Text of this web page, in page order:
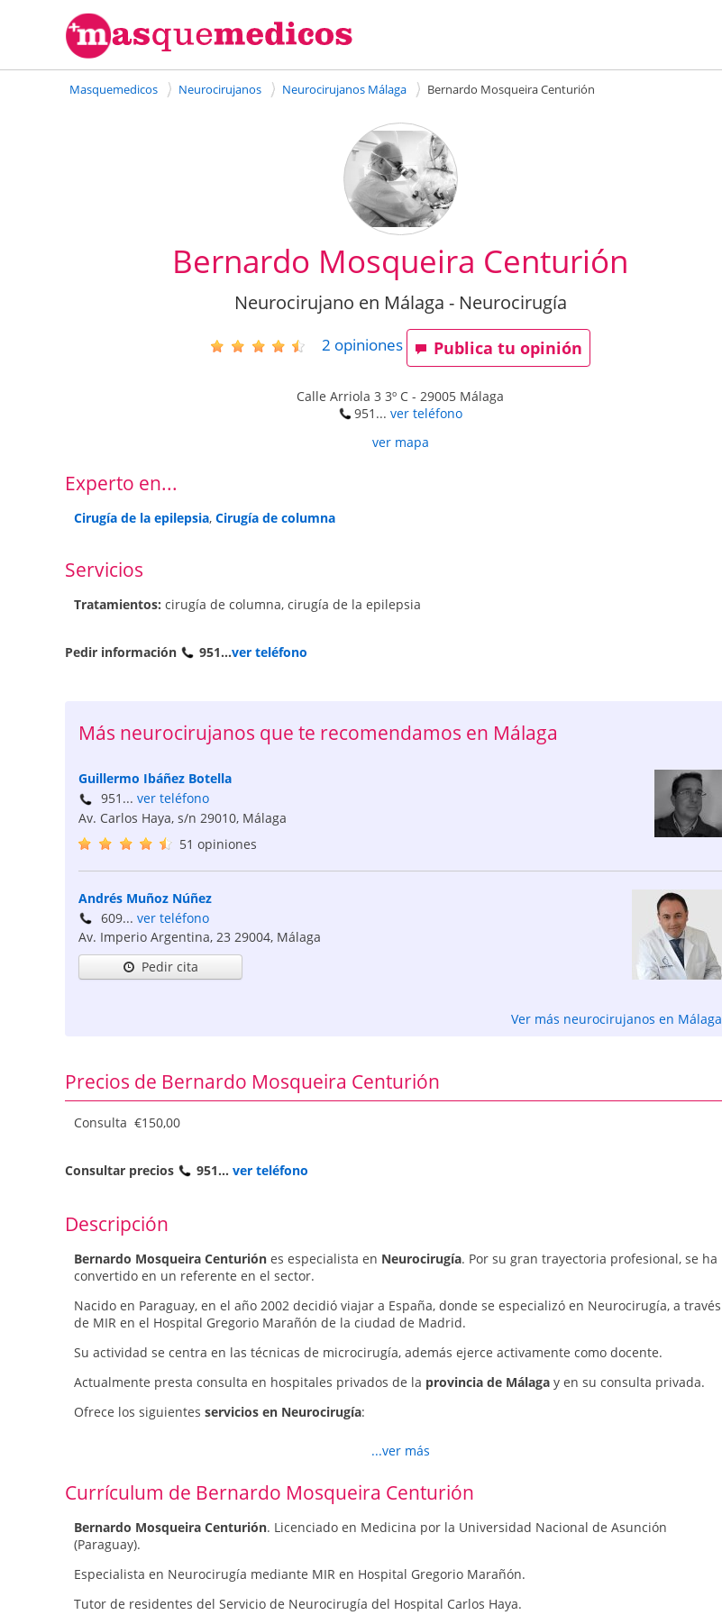
Masquemedicos Neurocirujanos Neurocirujanos Málaga Bernardo Mosqueira Centurión
Bernardo Mosqueira Centurión
Neurocirujano en Málaga - Neurocirugía
2 opiniones Publica tu opinión
Calle Arriola 3 3º C - 29005 Málaga
951... ver teléfono
ver mapa
Experto en...
Cirugía de la epilepsia, Cirugía de columna
Servicios
Tratamientos: cirugía de columna, cirugía de la epilepsia
Pedir información 951...ver teléfono
Más neurocirujanos que te recomendamos en Málaga
Guillermo Ibáñez Botella
951... ver teléfono
Av. Carlos Haya, s/n 29010, Málaga
51 opiniones
Andrés Muñoz Núñez
609... ver teléfono
Av. Imperio Argentina, 23 29004, Málaga
Pedir cita
Ver más neurocirujanos en Málaga
Precios de Bernardo Mosqueira Centurión
Consulta €150,00
Consultar precios 951... ver teléfono
Descripción
Bernardo Mosqueira Centurión es especialista en Neurocirugía. Por su gran trayectoria profesional, se ha
convertido en un referente en el sector.
Nacido en Paraguay, en el año 2002 decidió viajar a España, donde se especializó en Neurocirugía, a través
de MIR en el Hospital Gregorio Marañón de la ciudad de Madrid.
Su actividad se centra en las técnicas de microcirugía, además ejerce activamente como docente.
Actualmente presta consulta en hospitales privados de la provincia de Málaga y en su consulta privada.
Ofrece los siguientes servicios en Neurocirugía:
Hernia discal cervical
Estenosis de canal
Grupos de cirugía de columna
...ver más
Currículum de Bernardo Mosqueira Centurión
Bernardo Mosqueira Centurión. Licenciado en Medicina por la Universidad Nacional de Asunción
(Paraguay).
Especialista en Neurocirugía mediante MIR en Hospital Gregorio Marañón.
Tutor de residentes del Servicio de Neurocirugía del Hospital Carlos Haya.